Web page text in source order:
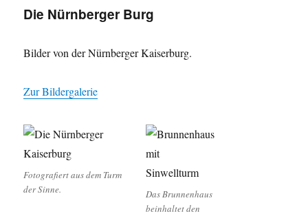
Die Nürnberger Burg
Bilder von der Nürnberger Kaiserburg.
Zur Bildergalerie
Fotografiert aus dem Turm
der Sinne.
Das Brunnenhaus
beinhaltet den